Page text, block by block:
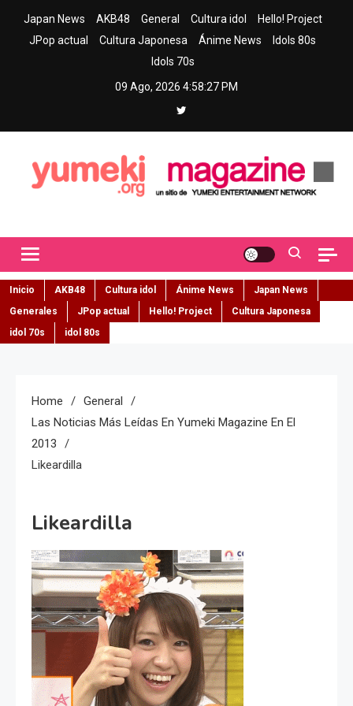
Japan News AKB48 General Cultura idol
Hello! Project
JPop actual
Cultura Japonesa Ánime News
Idols 80s
Idols 70s
09 Ago, 2026 4:58:28 PM
Inicio AKB48 Cultura idol Ánime News
Japan News
Generales
JPop actual Hello! Project
Cultura Japonesa
idol 70s
idol 80s
Home
General
Las Noticias Más Leídas En Yumeki Magazine En El
2013
Likeardilla
Likeardilla